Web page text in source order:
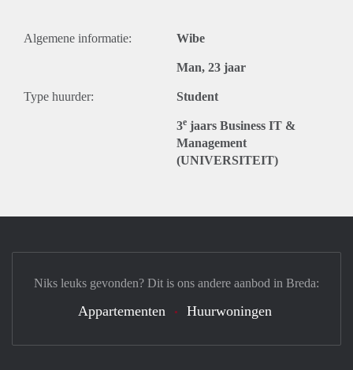
Algemene informatie: Wibe
Man, 23 jaar
Type huurder: Student
3e jaars Business IT &
Management
(UNIVERSITEIT)
Niks leuks gevonden? Dit is ons andere aanbod in Breda:
Appartementen Huurwoningen